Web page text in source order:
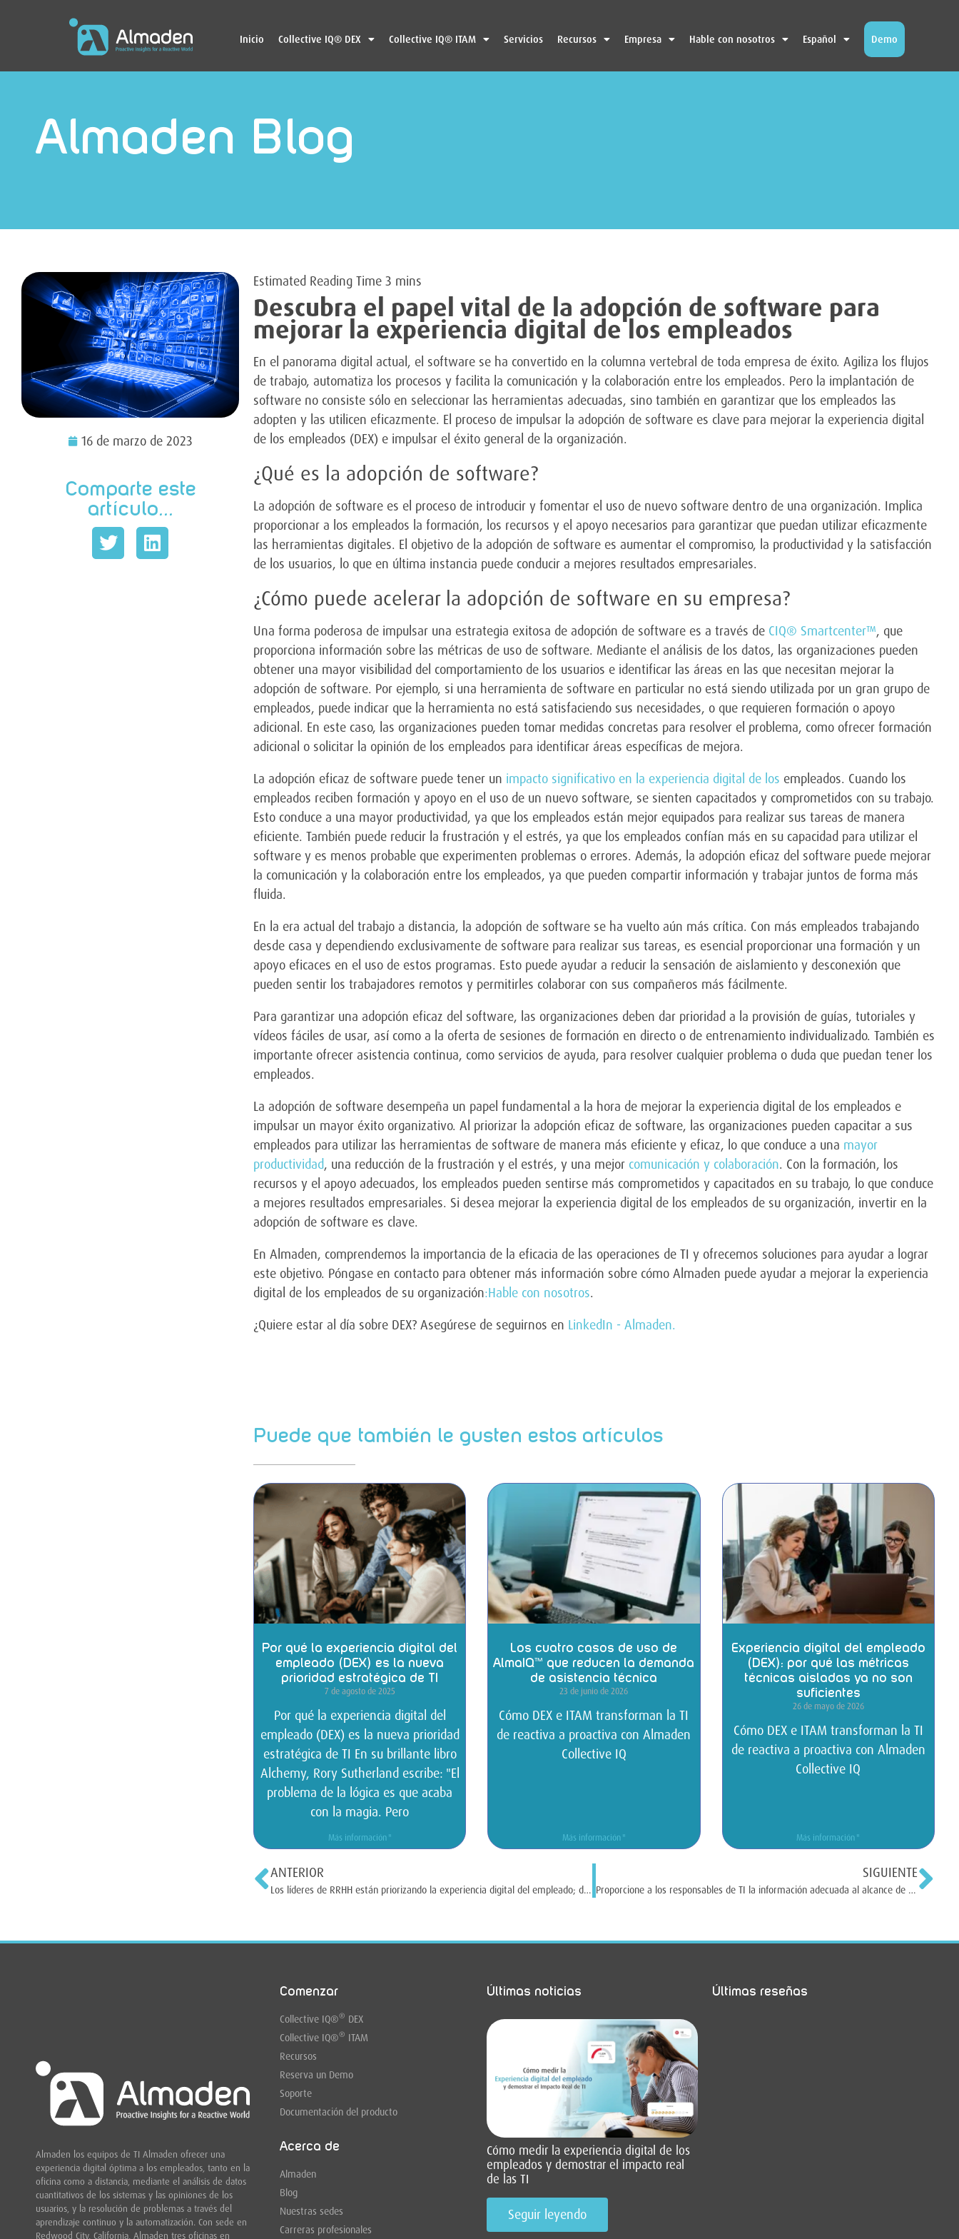
Inicio Collective IQ® DEX Collective IQ® ITAM Servicios Recursos Empresa Hable con nosotros Español Demo
Almaden Blog
16 de marzo de 2023
Comparte este
artículo...
Descubra el papel vital de la adopción de software para
mejorar la experiencia digital de los empleados
En el panorama digital actual, el software se ha convertido en la columna vertebral de toda empresa de éxito. Agiliza los flujos
de trabajo, automatiza los procesos y facilita la comunicación y la colaboración entre los empleados. Pero la implantación de
software no consiste sólo en seleccionar las herramientas adecuadas, sino también en garantizar que los empleados las
adopten y las utilicen eficazmente. El proceso de impulsar la adopción de software es clave para mejorar la experiencia digital
de los empleados (DEX) e impulsar el éxito general de la organización.
¿Qué es la adopción de software?
La adopción de software es el proceso de introducir y fomentar el uso de nuevo software dentro de una organización. Implica
proporcionar a los empleados la formación, los recursos y el apoyo necesarios para garantizar que puedan utilizar eficazmente
las herramientas digitales. El objetivo de la adopción de software es aumentar el compromiso, la productividad y la satisfacción
de los usuarios, lo que en última instancia puede conducir a mejores resultados empresariales.
¿Cómo puede acelerar la adopción de software en su empresa?
Una forma poderosa de impulsar una estrategia exitosa de adopción de software es a través de CIQ® Smartcenter™, que
proporciona información sobre las métricas de uso de software. Mediante el análisis de los datos, las organizaciones pueden
obtener una mayor visibilidad del comportamiento de los usuarios e identificar las áreas en las que necesitan mejorar la
adopción de software. Por ejemplo, si una herramienta de software en particular no está siendo utilizada por un gran grupo de
empleados, puede indicar que la herramienta no está satisfaciendo sus necesidades, o que requieren formación o apoyo
adicional. En este caso, las organizaciones pueden tomar medidas concretas para resolver el problema, como ofrecer formación
adicional o solicitar la opinión de los empleados para identificar áreas específicas de mejora.
La adopción eficaz de software puede tener un impacto significativo en la experiencia digital de los empleados. Cuando los
empleados reciben formación y apoyo en el uso de un nuevo software, se sienten capacitados y comprometidos con su trabajo.
Esto conduce a una mayor productividad, ya que los empleados están mejor equipados para realizar sus tareas de manera
eficiente. También puede reducir la frustración y el estrés, ya que los empleados confían más en su capacidad para utilizar el
software y es menos probable que experimenten problemas o errores. Además, la adopción eficaz del software puede mejorar
la comunicación y la colaboración entre los empleados, ya que pueden compartir información y trabajar juntos de forma más
fluida.
En la era actual del trabajo a distancia, la adopción de software se ha vuelto aún más crítica. Con más empleados trabajando
desde casa y dependiendo exclusivamente de software para realizar sus tareas, es esencial proporcionar una formación y un
apoyo eficaces en el uso de estos programas. Esto puede ayudar a reducir la sensación de aislamiento y desconexión que
pueden sentir los trabajadores remotos y permitirles colaborar con sus compañeros más fácilmente.
Para garantizar una adopción eficaz del software, las organizaciones deben dar prioridad a la provisión de guías, tutoriales y
vídeos fáciles de usar, así como a la oferta de sesiones de formación en directo o de entrenamiento individualizado. También es
importante ofrecer asistencia continua, como servicios de ayuda, para resolver cualquier problema o duda que puedan tener los
empleados.
La adopción de software desempeña un papel fundamental a la hora de mejorar la experiencia digital de los empleados e
impulsar un mayor éxito organizativo. Al priorizar la adopción eficaz de software, las organizaciones pueden capacitar a sus
empleados para utilizar las herramientas de software de manera más eficiente y eficaz, lo que conduce a una mayor
productividad, una reducción de la frustración y el estrés, y una mejor comunicación y colaboración. Con la formación, los
recursos y el apoyo adecuados, los empleados pueden sentirse más comprometidos y capacitados en su trabajo, lo que conduce
a mejores resultados empresariales. Si desea mejorar la experiencia digital de los empleados de su organización, invertir en la
adopción de software es clave.
En Almaden, comprendemos la importancia de la eficacia de las operaciones de TI y ofrecemos soluciones para ayudar a lograr
este objetivo. Póngase en contacto para obtener más información sobre cómo Almaden puede ayudar a mejorar la experiencia
digital de los empleados de su organización:Hable con nosotros.
¿Quiere estar al día sobre DEX? Asegúrese de seguirnos en LinkedIn - Almaden.
Puede que también le gusten estos artículos
Por qué la experiencia digital del
empleado (DEX) es la nueva
prioridad estratégica de TI
7 de agosto de 2025
Por qué la experiencia digital del
empleado (DEX) es la nueva prioridad
estratégica de TI En su brillante libro
Alchemy, Rory Sutherland escribe: "El
problema de la lógica es que acaba
con la magia. Pero
Más información "
Los cuatro casos de uso de
AlmaIQ™ que reducen la demanda
de asistencia técnica
23 de junio de 2026
Cómo DEX e ITAM transforman la TI
de reactiva a proactiva con Almaden
Collective IQ
Más información "
Experiencia digital del empleado
(DEX): por qué las métricas
técnicas aisladas ya no son
suficientes
26 de mayo de 2026
Cómo DEX e ITAM transforman la TI
de reactiva a proactiva con Almaden
Collective IQ
Más información "
ANTERIOR
Los líderes de RRHH están priorizando la experiencia digital del empleado; descubre por qué
SIGUIENTE
Proporcione a los responsables de TI la información adecuada al alcance de la mano
Almaden los equipos de TI Almaden ofrecer una
experiencia digital óptima a los empleados, tanto en la
oficina como a distancia, mediante el análisis de datos
cuantitativos de los sistemas y las opiniones de los
usuarios, y la resolución de problemas a través del
aprendizaje continuo y la automatización. Con sede en
Redwood City, California, Almaden tres oficinas en
Comenzar
Collective IQ®® DEX
Collective IQ®® ITAM
Recursos
Reserva un Demo
Soporte
Documentación del producto
Acerca de
Almaden
Blog
Nuestras sedes
Carreras profesionales
Últimas noticias
Cómo medir la experiencia digital de los
empleados y demostrar el impacto real
de las TI
Seguir leyendo
Últimas reseñas